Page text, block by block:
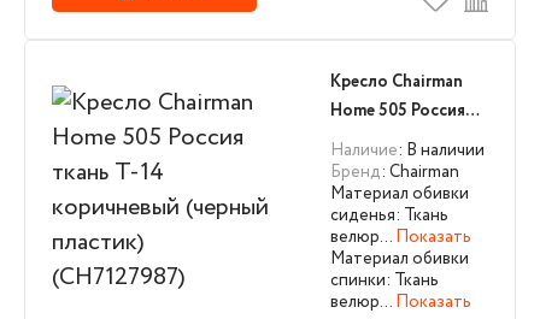
Кресло Chairman
Home 505 Россия
ткань Т-14
коричневый
(черный пластик)
(CH7127987)
Наличие: В наличии
Бренд: Chairman
Материал обивки
сиденья: Ткань
велюр… Показать
Материал обивки
спинки: Ткань
велюр… Показать